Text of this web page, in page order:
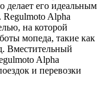
делает его идеальным
Alpha
на которой
мопеда, такие как
Вместительный
Alpha
и перевозки